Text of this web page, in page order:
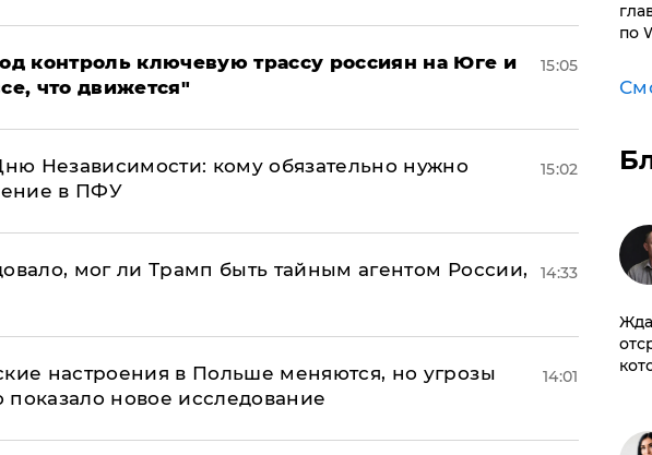
контроль ключевую трассу россиян на Юге и
что движется"
15:05
Независимости: кому обязательно нужно
в ПФУ
15:02
мог ли Трамп быть тайным агентом России,
14:33
настроения в Польше меняются, но угрозы
показало новое исследование
14:01
по